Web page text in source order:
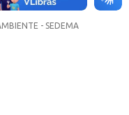
- SEDEMA